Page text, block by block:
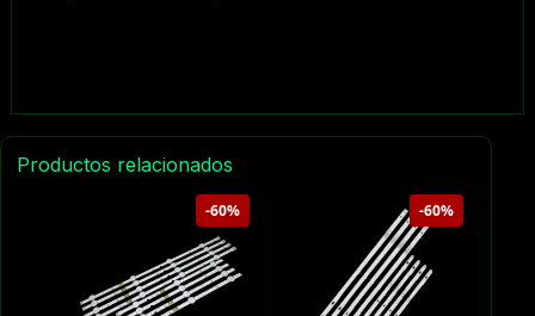
Productos relacionados
-60% -60%